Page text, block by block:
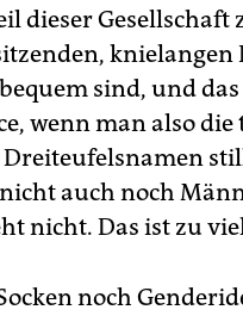
dieser Gesellschaft
knielangen
sind, und
wenn man also die
auch noch
nicht. Das ist zu
noch